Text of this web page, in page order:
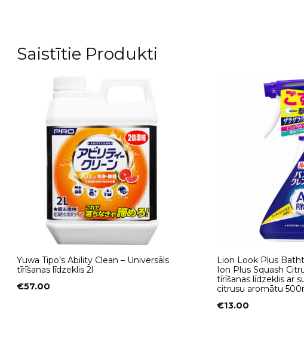
Saistītie Produkti
Yuwa Tipo’s Ability Clean – Universāls
tīrīšanas līdzeklis 2l
€57.00
Lion Look Plus
Ion Plus Squash
tīrīšanas līdzeklis ar
citrusu aromātu
€13.00